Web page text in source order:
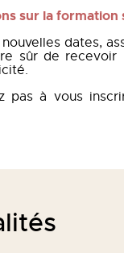
sur la formation
dates,
sûr de
pas à vous